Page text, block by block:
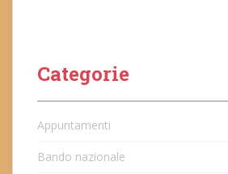
Categorie
Appuntamenti
Bando nazionale